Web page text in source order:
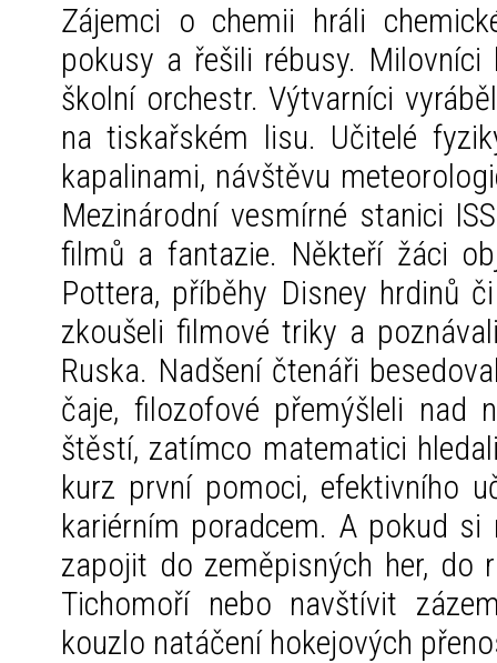
Zájemci o chemii hráli
pokusy a řešili rébusy.
školní orchestr. Výtvarníci
na tiskařském lisu. Učitelé
kapalinami, návštěvu
Mezinárodní vesmírné stanici
filmů a fantazie. Někteří žáci
Pottera, příběhy Disney hrdinů
zkoušeli filmové triky a
Ruska. Nadšení čtenáři
čaje, filozofové přemýšleli nad
štěstí, zatímco matematici
kurz první pomoci, efektivního
kariérním poradcem. A pokud
zapojit do zeměpisných her,
Tichomoří nebo navštívit
kouzlo natáčení hokejových